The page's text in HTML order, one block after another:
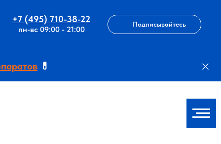
+7 (495) 710-38-22
пн-вс 09:00 - 21:00
Подписывайтесь
💊